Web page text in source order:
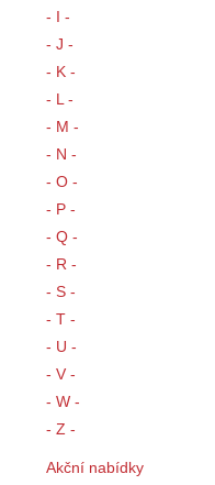
- I -
- J -
- K -
- L -
- M -
- N -
- O -
- P -
- Q -
- R -
- S -
- T -
- U -
- V -
- W -
- Z -
Akční nabídky